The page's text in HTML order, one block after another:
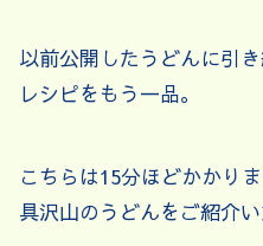
以前公開したうどんに引
レシピをもう一品。
こちらは15分ほどかかり
具沢山のうどんをご紹介い